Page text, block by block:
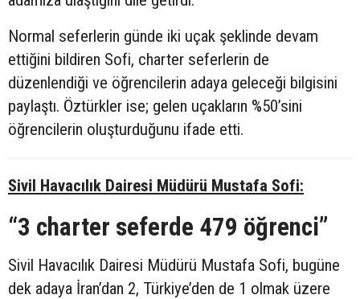
Normal seferlerin günde iki uçak şeklinde devam
ettiğini bildiren Sofi, charter seferlerin de
düzenlendiği ve öğrencilerin adaya geleceği bilgisini
paylaştı. Öztürkler ise; gelen uçakların %50’sini
öğrencilerin oluşturduğunu ifade etti.
Sivil Havacılık Dairesi Müdürü Mustafa Sofi:
“3 charter seferde 479 öğrenci”
Sivil Havacılık Dairesi Müdürü Mustafa Sofi, bugüne
dek adaya İran’dan 2, Türkiye’den de 1 olmak üzere